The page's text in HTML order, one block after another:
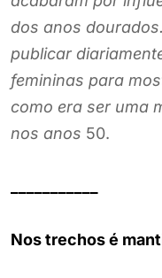
dos anos
publicar
femininas para
como era ser uma
nos anos 50.
Nos trechos é